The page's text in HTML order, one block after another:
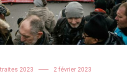
2023 2 février 2023